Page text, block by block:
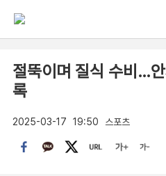
절뚝이며 질식 수비…
록
2025-03-17 19:50 스포츠